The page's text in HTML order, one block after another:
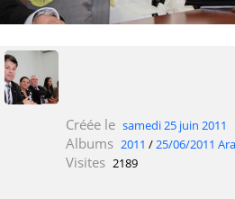
Créée le samedi 25 juin 2011
Albums 2011 /25/06/2011
Visites 2189